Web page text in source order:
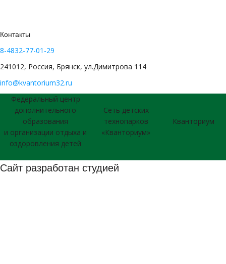
Контакты
8-4832-77-01-29
241012, Россия, Брянск, ул.Димитрова 114
info@kvantorium32.ru
Федеральный центр
дополнительного
образования
и организации отдыха и
оздоровления детей
Сеть детских
технопарков
«Кванториум»
Кванториум
Сайт разработан студией